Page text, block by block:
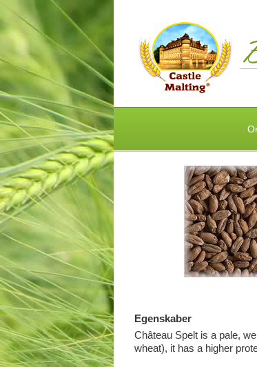
Egenskaber
Château Spelt is a pale,
wheat), it has a higher